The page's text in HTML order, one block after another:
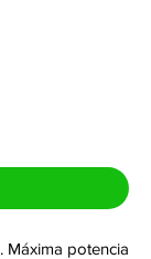
Máxima potencia